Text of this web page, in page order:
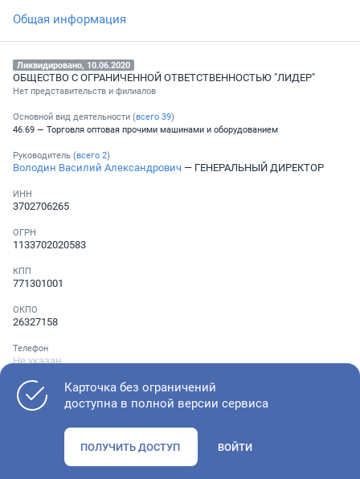
Общая информация
Ликвидировано, 10.06.2020
ОБЩЕСТВО С ОГРАНИЧЕННОЙ ОТВЕТСТВЕННОСТЬЮ "ЛИДЕР"
Нет представительств и филиалов
Основной вид деятельности (всего 39)
46.69 — Торговля оптовая прочими машинами и оборудованием
Руководитель (всего 2)
Володин Василий Александрович — ГЕНЕРАЛЬНЫЙ ДИРЕКТОР
ИНН
3702706265
ОГРН
1133702020583
КПП
771301001
ОКПО
26327158
Телефон
Не указан
Проверьте учредительные документы, адрес регистрации и
Карточка без ограничений
доступна в полной версии сервиса
ПОЛУЧИТЬ ДОСТУП ВОЙТИ